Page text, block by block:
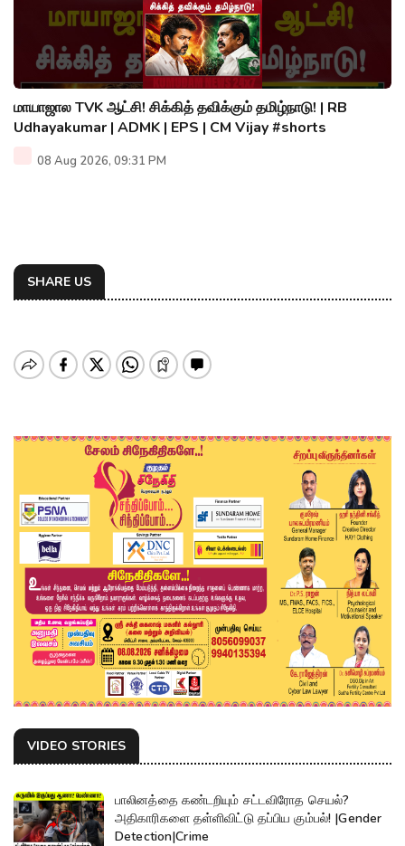
மாயாஜால TVK ஆட்சி! சிக்கித் தவிக்கும் தமிழ்நாடு! | RB
Udhayakumar | ADMK | EPS | CM Vijay #shorts
08 Aug 2026, 09:31 PM
SHARE US
VIDEO STORIES
பாலினத்தை கண்டறியும் சட்டவிரோத செயல்?
அதிகாரிகளை தள்ளிவிட்டு தப்பிய கும்பல்! |Gender
Detection|Crime